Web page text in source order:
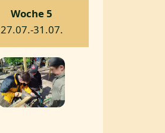
Woche 5
27.07.-31.07.